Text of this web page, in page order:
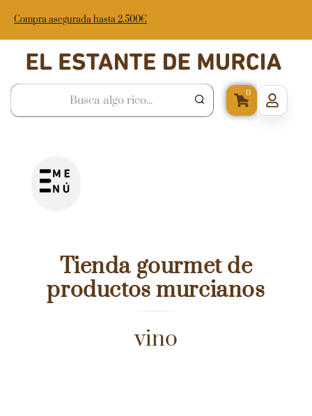
Compra asegurada hasta 2.500€
0
Tienda gourmet de
productos murcianos
vino